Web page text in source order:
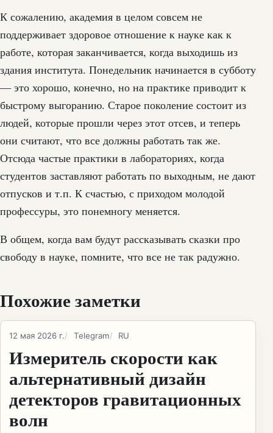
К сожалению, академия в целом совсем не
поддерживает здоровое отношение к науке как к
работе, которая заканчивается, когда выходишь из
здания института. Понедельник начинается в субботу
— это хорошо, конечно, но на практике приводит к
быстрому выгоранию. Старое поколение состоит из
людей, которые прошли через этот отсев, и теперь
они считают, что все должны работать так же.
Отсюда частые практики в лабораториях, когда
студентов заставляют работать по выходным, не дают
отпусков и т.п. К счастью, с приходом молодой
профессуры, это понемногу меняется.
В общем, когда вам будут рассказывать сказки про
свободу в науке, помните, что все не так радужно.
Похожие заметки
12 мая 2026 г. Telegram RU
Измеритель скорости как
альтернативный дизайн
детекторов гравитационных
волн